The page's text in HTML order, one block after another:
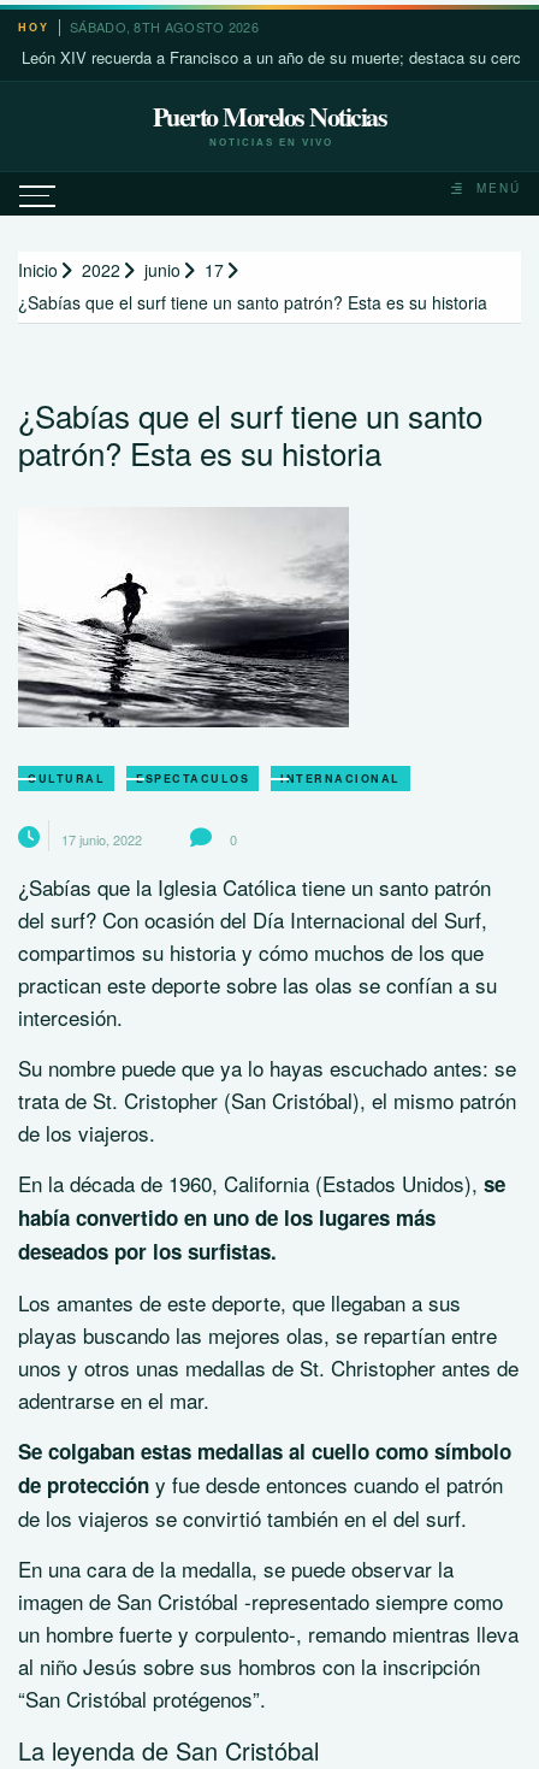
Saltar
contenido
HOY SÁBADO, 8TH AGOSTO 2026
XIV recuerda a Francisco a un año de su muerte; destaca su cercanía
Puerto Morelos Noticias
NOTICIAS EN VIVO
MENÚ
Inicio 2022 junio
17
¿Sabías que el surf tiene un santo patrón? Esta es su historia
¿Sabías que el surf tiene un santo
patrón? Esta es su historia
CULTURAL ESPECTACULOS INTERNACIONAL
17 junio, 2022 0
¿Sabías que la Iglesia Católica tiene un santo patrón
del surf? Con ocasión del Día Internacional del Surf,
compartimos su historia y cómo muchos de los que
practican este deporte sobre las olas se confían a su
intercesión.
Su nombre puede que ya lo hayas escuchado antes: se
trata de St. Cristopher (San Cristóbal), el mismo patrón
de los viajeros.
En la década de 1960, California (Estados Unidos), se
había convertido en uno de los lugares más
deseados por los surfistas.
Los amantes de este deporte, que llegaban a sus
playas buscando las mejores olas, se repartían entre
unos y otros unas medallas de St. Christopher antes de
adentrarse en el mar.
Se colgaban estas medallas al cuello como símbolo
de protección y fue desde entonces cuando el patrón
de los viajeros se convirtió también en el del surf.
En una cara de la medalla, se puede observar la
imagen de San Cristóbal -representado siempre como
un hombre fuerte y corpulento-, remando mientras lleva
al niño Jesús sobre sus hombros con la inscripción
“San Cristóbal protégenos”.
La leyenda de San Cristóbal